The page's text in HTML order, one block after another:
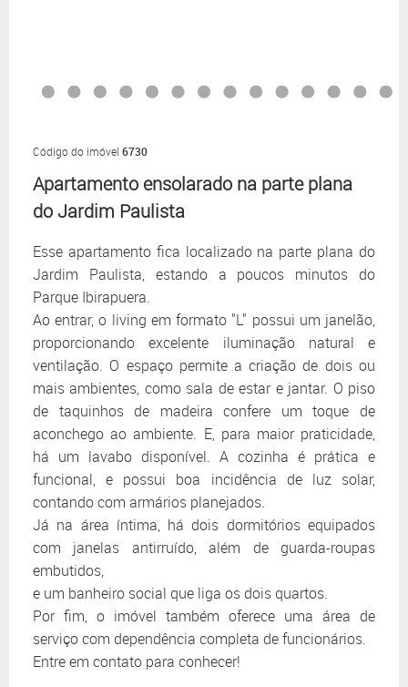
Código do imóvel6730
Apartamento ensolarado na parte plana
do Jardim Paulista
Esse apartamento fica localizado na parte plana do
Jardim Paulista, estando a poucos minutos do
Parque Ibirapuera.
Ao entrar, o living em formato "L" possui um janelão,
proporcionando excelente iluminação natural e
ventilação. O espaço permite a criação de dois ou
mais ambientes, como sala de estar e jantar. O piso
de taquinhos de madeira confere um toque de
aconchego ao ambiente. E, para maior praticidade,
há um lavabo disponível. A cozinha é prática e
funcional, e possui boa incidência de luz solar,
contando com armários planejados.
Já na área íntima, há dois dormitórios equipados
com janelas antirruído, além de guarda-roupas
embutidos,
e um banheiro social que liga os dois quartos.
Por fim, o imóvel também oferece uma área de
serviço com dependência completa de funcionários.
Entre em contato para conhecer!